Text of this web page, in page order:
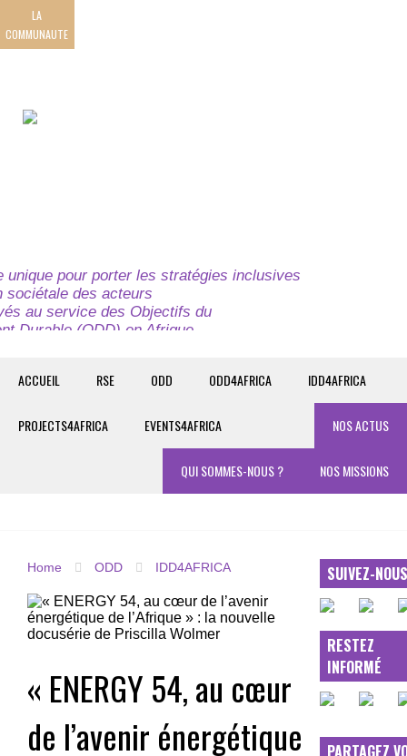
LA
COMMUNAUTE
unique pour porter les stratégies inclusives
sociétale des acteurs
au service des Objectifs du
Durable (ODD) en Afrique.
ACCUEIL RSE ODD ODD4AFRICA IDD4AFRICA
PROJECTS4AFRICA EVENTS4AFRICA NOS ACTUS
NOS MISSIONS
QUI SOMMES-NOUS ?
Home ODD IDD4AFRICA
« ENERGY 54, au cœur
de l’avenir énergétique
SUIVEZ-
RESTEZ
INFORMÉ
PARTAGEZ